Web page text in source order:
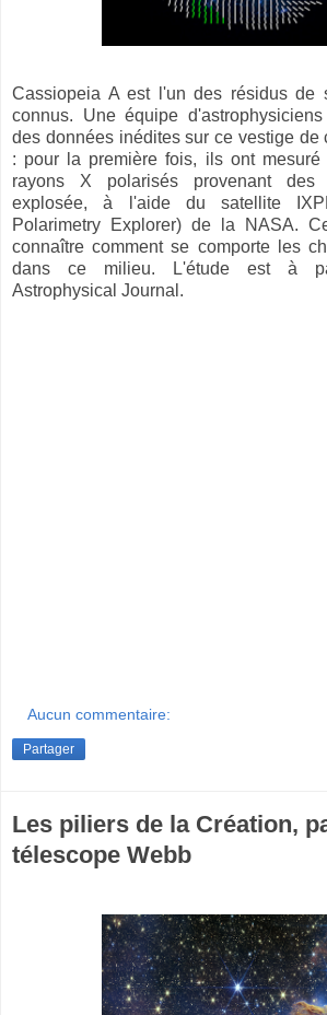
Cassiopeia A est l'un des résidus de
connus. Une équipe
des données inédites sur ce vestige de
: pour la première fois, ils ont mesuré
rayons X polarisés provenant
explosée, à l'aide du satellite
Polarimetry Explorer) de la NASA.
connaître comment se comporte les
dans ce milieu. L'étude est à
Astrophysical Journal.
Aucun commentaire:
Partager
Les piliers de la Création,
télescope Webb